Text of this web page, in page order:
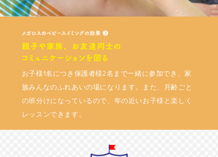
お子様1名につき保護者様2名まで一緒に参加でき、家
族みんなのふれあいの場になります。また、月齢ごと
の班分けになっているので、年の近いお子様と楽しく
レッスンできます。